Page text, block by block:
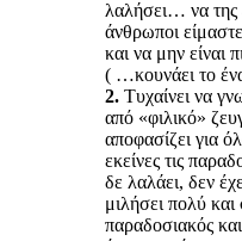
λαλήσει… να της
άνθρωποι
και να μην είναι
( …κουνάει το
2. Τυχαίνει να
από «φιλικό»
αποφασίζει για
εκείνες τις
δε λαλάει, δεν
μιλήσει πολύ
παραδοσιακός